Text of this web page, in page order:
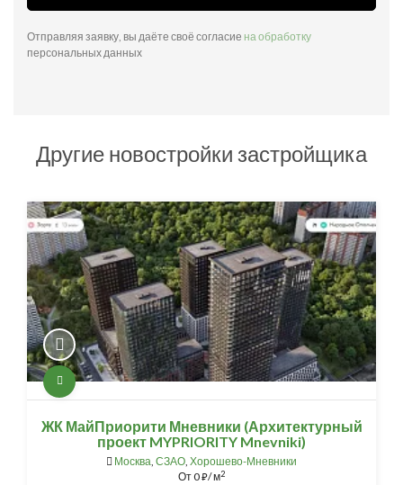
Отправляя заявку, вы даёте своё согласие на обработку
персональных данных
Другие новостройки застройщика
ЖК МайПриорити Мневники (Архитектурный
проект MYPRIORITY Mnevniki)
Москва, СЗАО, Хорошево-Мневники
От0⃏/ м2